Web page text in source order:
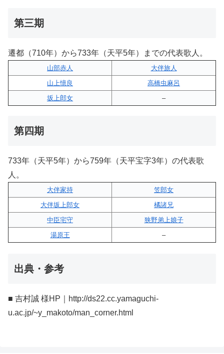
第三期
遷都（710年）から733年（天平5年）までの代表歌人。
山部赤人
大伴旅人
山上憶良
高橋虫麻呂
坂上郎女
–
第四期
733年（天平5年）から759年（天平宝字3年）の代表歌
人。
大伴家持
笠郎女
大伴坂上郎女
橘諸兄
中臣宅守
狭野弟上娘子
湯原王
–
出典・参考
■ 吉村誠 様HP｜http://ds22.cc.yamaguchi-
u.ac.jp/~y_makoto/man_corner.html